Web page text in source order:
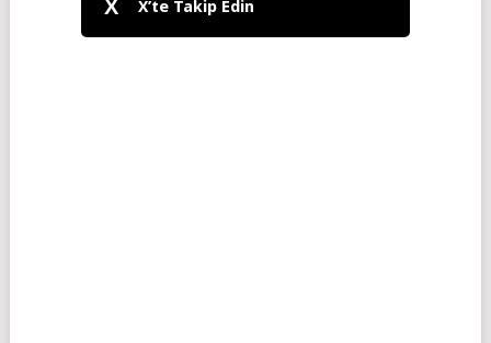
X X’te Takip Edin